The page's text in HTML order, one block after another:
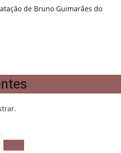
de Bruno Guimarães do